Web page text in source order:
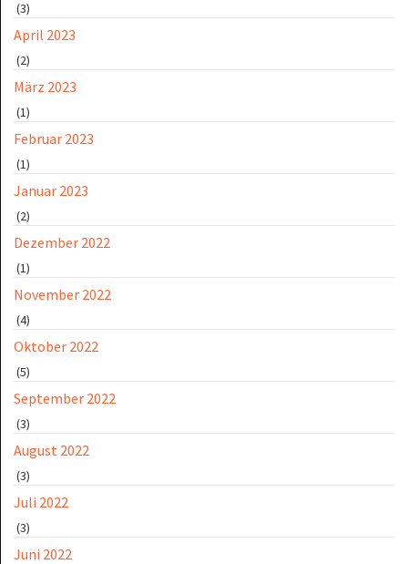
(3)
April 2023
(2)
März 2023
(1)
Februar 2023
(1)
Januar 2023
(2)
Dezember 2022
(1)
November 2022
(4)
Oktober 2022
(5)
September 2022
(3)
August 2022
(3)
Juli 2022
(3)
Juni 2022